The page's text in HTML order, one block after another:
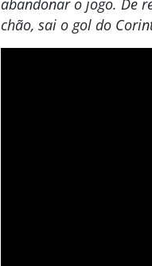
chão, sai o gol do